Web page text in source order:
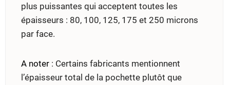
plus puissantes qui acceptent toutes les
épaisseurs : 80, 100, 125, 175 et 250 microns
par face.
A noter : Certains fabricants mentionnent
l’épaisseur total de la pochette plutôt que